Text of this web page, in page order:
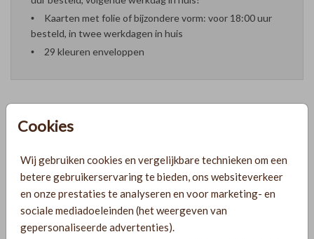
Cookies
Wij gebruiken cookies en vergelijkbare technieken om een
betere gebruikerservaring te bieden, ons websiteverkeer
en onze prestaties te analyseren en voor marketing- en
sociale mediadoeleinden (het weergeven van
gepersonaliseerde advertenties).
Kaarten met folie of bijzondere vorm: voor 18:00 uur
besteld, in twee werkdagen in huis
29 kleuren enveloppen
Formaten en prijzen
PRODUCTINFORMATIE
OMSCHRIJVING